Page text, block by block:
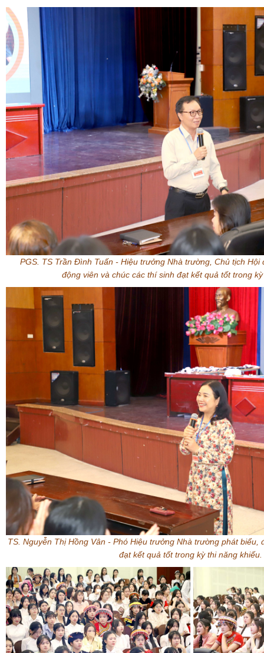
PGS. TS Trần Đình Tuấn - Hiệu trưởng Nhà trường, Chủ tịch Hội
động viên và chúc các thí sinh đạt kết quả tốt trong
TS. Nguyễn Thị Hồng Vân - Phó Hiệu trưởng Nhà trườngphát biểu,
đạt kết quả tốt trong kỳ thi năng khiếu.